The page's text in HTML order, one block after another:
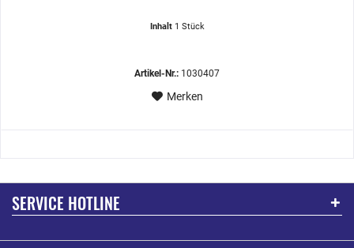
Inhalt 1 Stück
Artikel-Nr.: 1030407
Merken
SERVICE HOTLINE